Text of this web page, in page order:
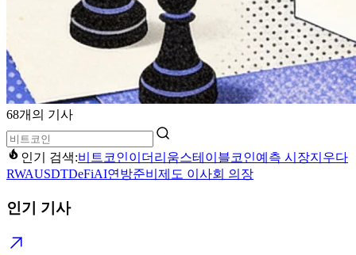
68개의 기사
인기 검색:비트코인이더리움스테이블코인예측 시장지우다
RWAUSDTDeFiAI연방준비제도 이사회 의장
인기 기사